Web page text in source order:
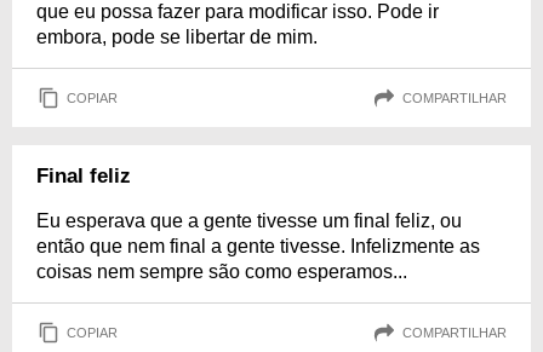
que eu possa fazer para modificar isso. Pode ir
embora, pode se libertar de mim.
COPIAR COMPARTILHAR
Final feliz
Eu esperava que a gente tivesse um final feliz, ou
então que nem final a gente tivesse. Infelizmente as
coisas nem sempre são como esperamos...
COPIAR COMPARTILHAR